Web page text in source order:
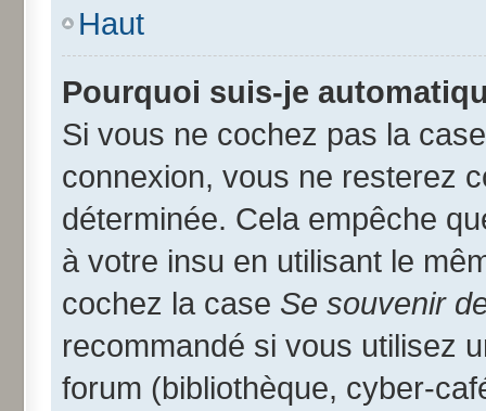
Haut
Pourquoi suis-je
Si vous ne cochez pas la
connexion, vous ne resterez
déterminée. Cela empêche
à votre insu en utilisant le
cochez la case Se souvenir
recommandé si vous utilisez
forum (bibliothèque, cyber-